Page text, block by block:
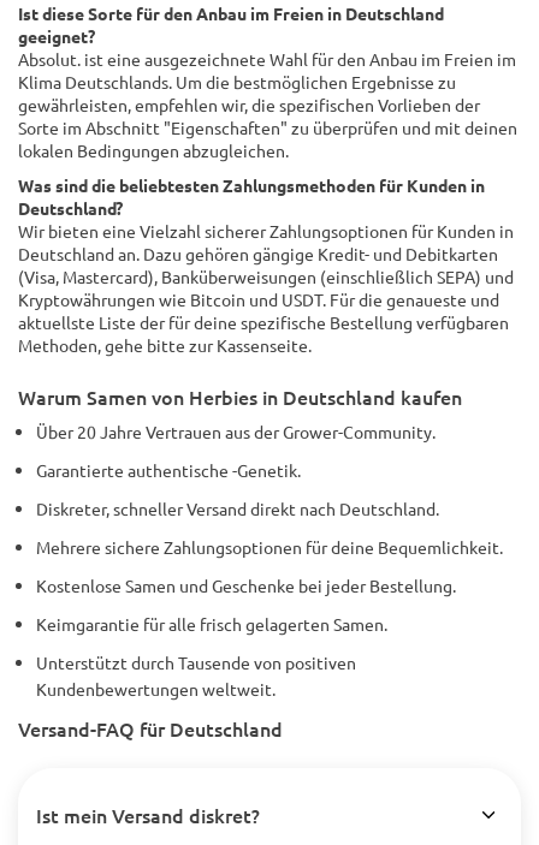
Ist diese Sorte für den Anbau im Freien in Deutschland
geeignet?
Absolut. ist eine ausgezeichnete Wahl für den Anbau im Freien im
Klima Deutschlands. Um die bestmöglichen Ergebnisse zu
gewährleisten, empfehlen wir, die spezifischen Vorlieben der
Sorte im Abschnitt "Eigenschaften" zu überprüfen und mit deinen
lokalen Bedingungen abzugleichen.
Was sind die beliebtesten Zahlungsmethoden für Kunden in
Deutschland?
Wir bieten eine Vielzahl sicherer Zahlungsoptionen für Kunden in
Deutschland an. Dazu gehören gängige Kredit- und Debitkarten
(Visa, Mastercard), Banküberweisungen (einschließlich SEPA) und
Kryptowährungen wie Bitcoin und USDT. Für die genaueste und
aktuellste Liste der für deine spezifische Bestellung verfügbaren
Methoden, gehe bitte zur Kassenseite.
Warum Samen von Herbies in Deutschland kaufen
Über 20 Jahre Vertrauen aus der Grower-Community.
Garantierte authentische -Genetik.
Diskreter, schneller Versand direkt nach Deutschland.
Mehrere sichere Zahlungsoptionen für deine Bequemlichkeit.
Kostenlose Samen und Geschenke bei jeder Bestellung.
Keimgarantie für alle frisch gelagerten Samen.
Unterstützt durch Tausende von positiven
Kundenbewertungen weltweit.
Versand-FAQ für Deutschland
Ist mein Versand diskret?